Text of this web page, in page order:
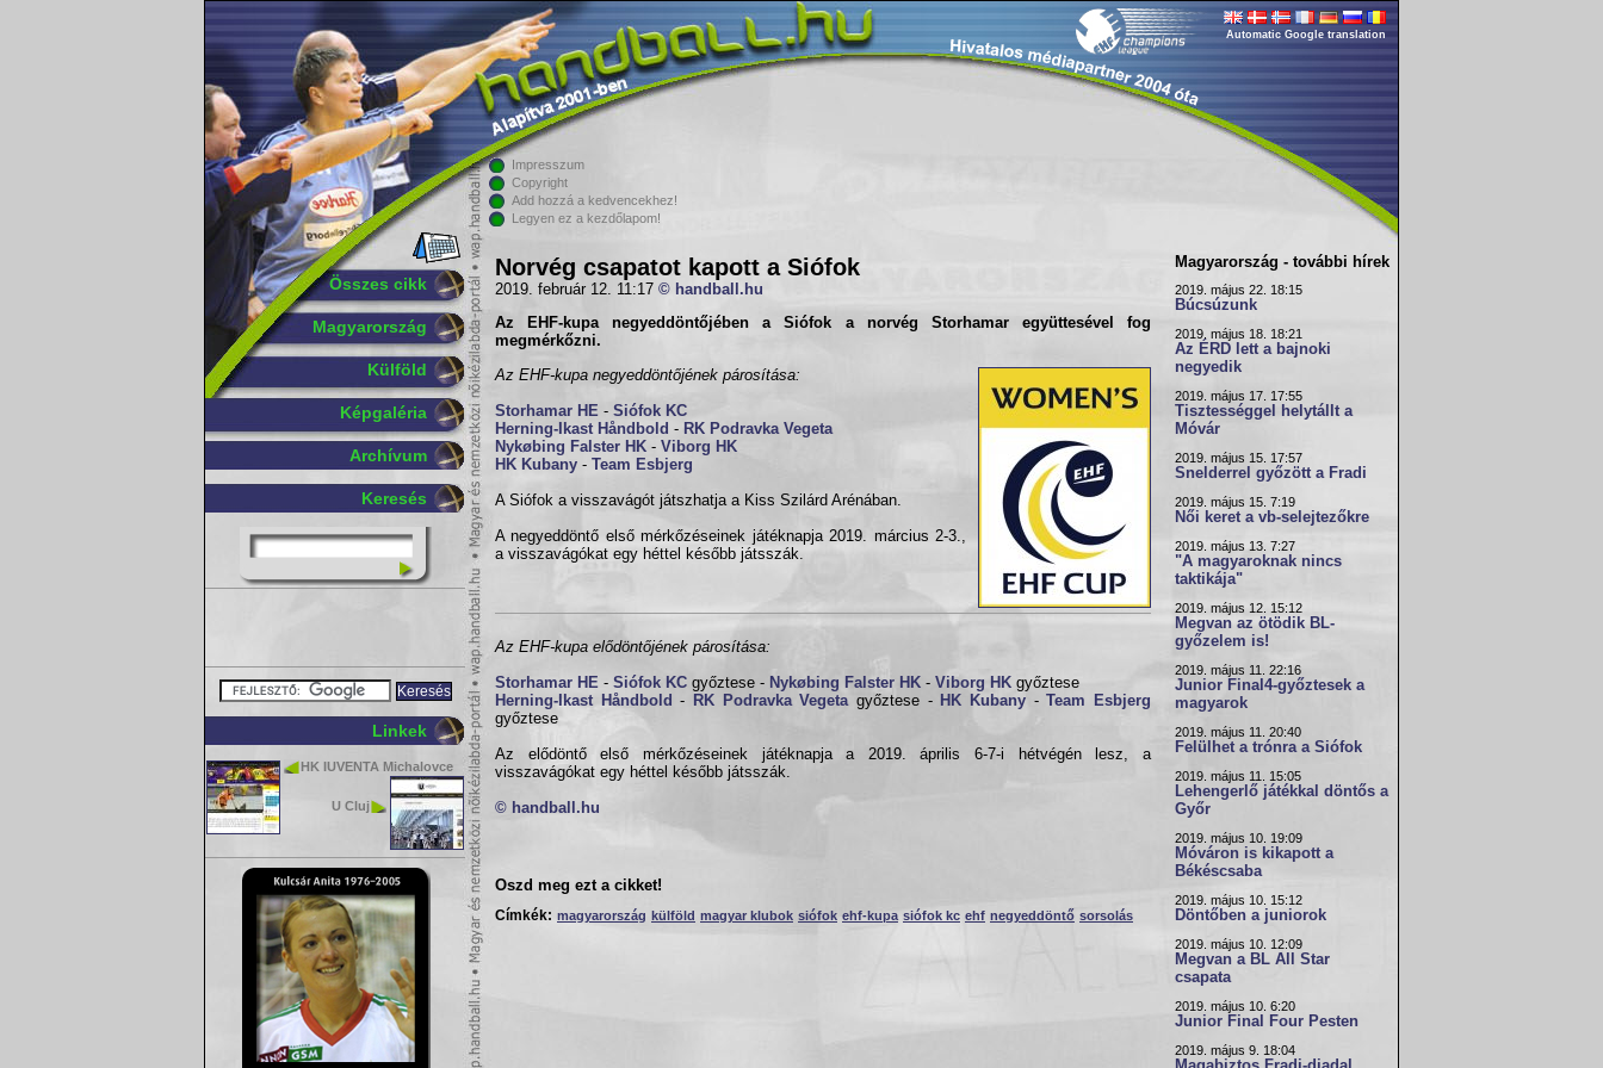
Összes cikk
Magyarország
Külföld
Képgaléria
Archívum
Keresés
Linkek
HK IUVENTA Michalovce
U Cluj
Automatic Google translation
Impresszum
Copyright
Add hozzá a kedvencekhez!
Legyen ez a kezdőlapom!
Norvég csapatot kapott a Siófok
2019. február 12. 11:17 © handball.hu
Az EHF-kupa negyeddöntőjében a Siófok a norvég Storhamar együttesével fog
megmérkőzni.
Az EHF-kupa negyeddöntőjének párosítása:
Storhamar HE - Siófok KC
Herning-Ikast Håndbold - RK Podravka Vegeta
Nykøbing Falster HK - Viborg HK
HK Kubany - Team Esbjerg
A Siófok a visszavágót játszhatja a Kiss Szilárd Arénában.
A negyeddöntő első mérkőzéseinek játéknapja 2019. március 2-3.,
a visszavágókat egy héttel később játsszák.
Az EHF-kupa elődöntőjének párosítása:
Storhamar HE - Siófok KC győztese - Nykøbing Falster HK - Viborg HK győztese
Herning-Ikast Håndbold - RK Podravka Vegetagyőztese - HK Kubany -Team Esbjerg
győztese
Az elődöntő első mérkőzéseinek játéknapja a 2019. április 6-7-i hétvégén lesz, a
visszavágókat egy héttel később játsszák.
© handball.hu
Oszd meg ezt a cikket!
Címkék: magyarország külföld magyar klubok siófok ehf-kupa siófok kc ehf negyeddöntő sorsolás
Magyarország - további hírek
2019. május 22. 18:15
Búcsúzunk
2019. május 18. 18:21
Az ÉRD lett a bajnoki
negyedik
2019. május 17. 17:55
Tisztességgel helytállt a
Móvár
2019. május 15. 17:57
Snelderrel győzött a Fradi
2019. május 15. 7:19
Női keret a vb-selejtezőkre
2019. május 13. 7:27
"A magyaroknak nincs
taktikája"
2019. május 12. 15:12
Megvan az ötödik BL-
győzelem is!
2019. május 11. 22:16
Junior Final4-győztesek a
magyarok
2019. május 11. 20:40
Felülhet a trónra a Siófok
2019. május 11. 15:05
Lehengerlő játékkal döntős a
Győr
2019. május 10. 19:09
Móváron is kikapott a
Békéscsaba
2019. május 10. 15:12
Döntőben a juniorok
2019. május 10. 12:09
Megvan a BL All Star
csapata
2019. május 10. 6:20
Junior Final Four Pesten
2019. május 9. 18:04